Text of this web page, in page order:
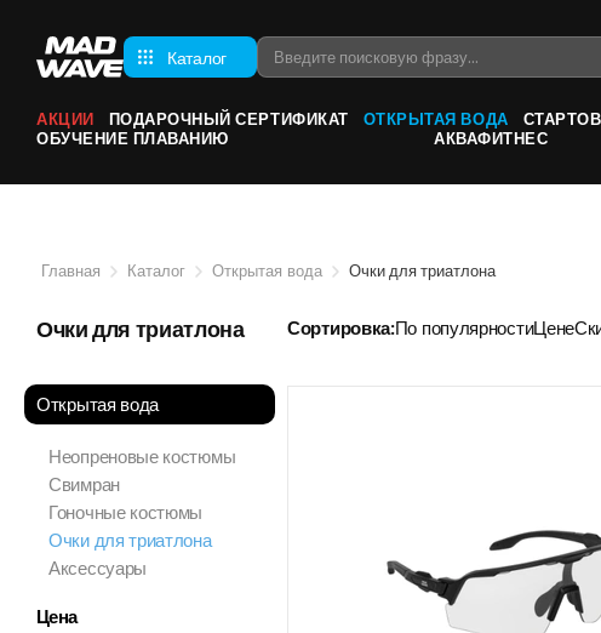
Каталог
АКЦИИ ПОДАРОЧНЫЙ СЕРТИФИКАТ ОТКРЫТАЯ ВОДА
ОБУЧЕНИЕ ПЛАВАНИЮ
АКВАФИТНЕС
Главная Каталог Открытая вода Очки для триатлона
Очки для триатлона
Открытая вода
Неопреновые костюмы
Свимран
Гоночные костюмы
Очки для триатлона
Аксессуары
Цена
Сортировка:По популярностиЦене